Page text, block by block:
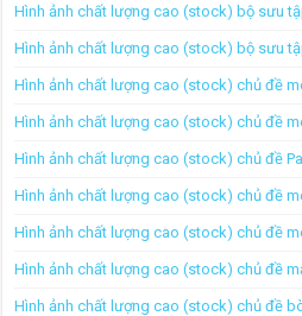
Hình ảnh chất lượng cao (stock) bộ sưu
Hình ảnh chất lượng cao (stock) bộ sưu
Hình ảnh chất lượng cao (stock) chủ đề
Hình ảnh chất lượng cao (stock) chủ đề
Hình ảnh chất lượng cao (stock) chủ đề
Hình ảnh chất lượng cao (stock) chủ đề
Hình ảnh chất lượng cao (stock) chủ đề
Hình ảnh chất lượng cao (stock) chủ đề
Hình ảnh chất lượng cao (stock) chủ đề